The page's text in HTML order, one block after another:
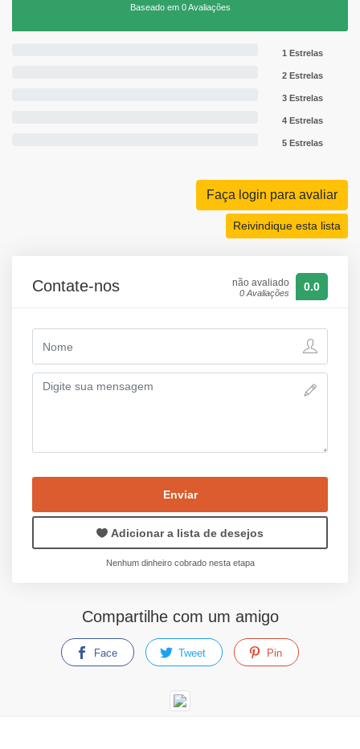
Baseado em 0 Avaliações
1 Estrelas
2 Estrelas
3 Estrelas
4 Estrelas
5 Estrelas
Faça login para avaliar
Reivindique esta lista
Contate-nos não avaliado
0 Avaliações 0.0
Enviar
Adicionar a lista de desejos
Nenhum dinheiro cobrado nesta etapa
Compartilhe com um amigo
Face Tweet Pin